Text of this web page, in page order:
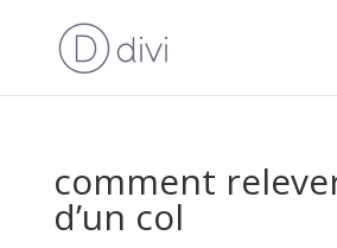
comment
d’un col